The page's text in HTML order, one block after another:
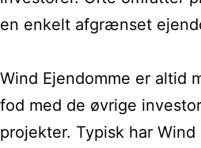
en enkelt afgrænset
Wind Ejendomme er altid
fod med de øvrige
projekter. Typisk har Wind